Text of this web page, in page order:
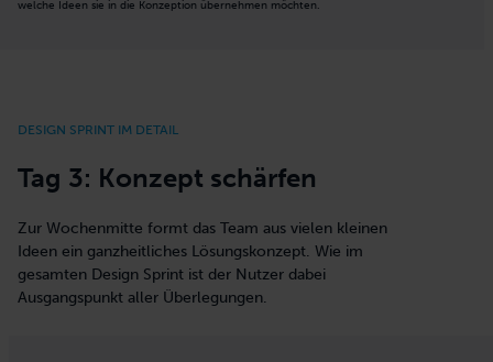
welche Ideen sie in die Konzeption übernehmen möchten.
DESIGN SPRINT IM DETAIL
Tag 3: Konzept schärfen
Zur Wochenmitte formt das Team aus vielen kleinen
Ideen ein ganzheitliches Lösungskonzept. Wie im
gesamten Design Sprint ist der Nutzer dabei
Ausgangspunkt aller Überlegungen.